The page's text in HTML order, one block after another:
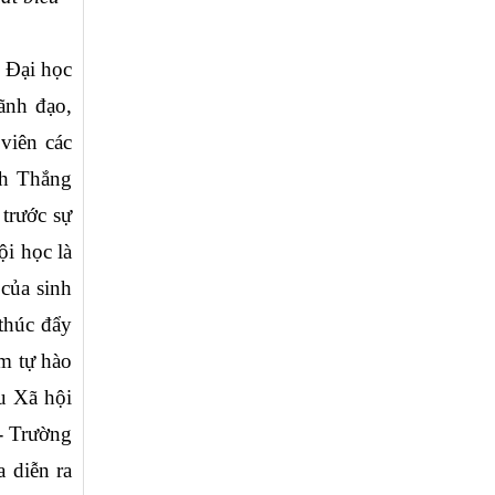
Đại học
đạo,
các
Thắng
sự
học là
sinh
đẩy
tự hào
Xã hội
Trường
diễn ra